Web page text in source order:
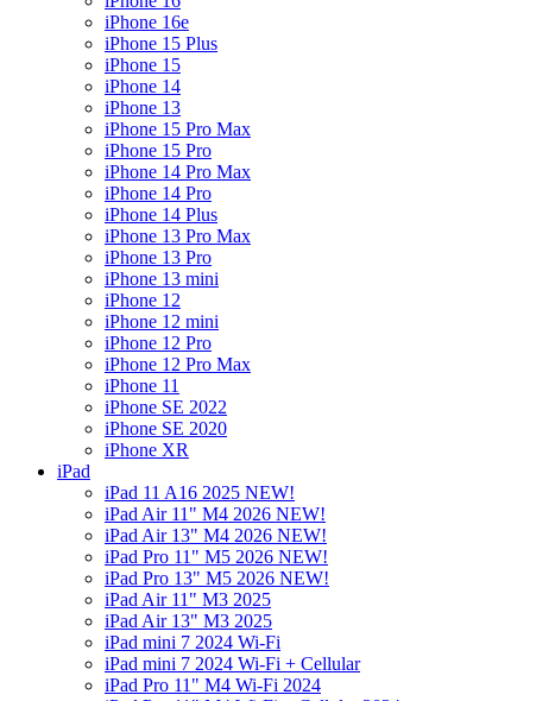
iPhone 16e
iPhone 15 Plus
iPhone 15
iPhone 14
iPhone 13
iPhone 15 Pro Max
iPhone 15 Pro
iPhone 14 Pro Max
iPhone 14 Pro
iPhone 14 Plus
iPhone 13 Pro Max
iPhone 13 Pro
iPhone 13 mini
iPhone 12
iPhone 12 mini
iPhone 12 Pro
iPhone 12 Pro Max
iPhone 11
iPhone SE 2022
iPhone SE 2020
iPhone XR
iPad
iPad 11 A16 2025 NEW!
iPad Air 11" M4 2026 NEW!
iPad Air 13" M4 2026 NEW!
iPad Pro 11" M5 2026 NEW!
iPad Pro 13" M5 2026 NEW!
iPad Air 11" M3 2025
iPad Air 13" M3 2025
iPad mini 7 2024 Wi-Fi
iPad mini 7 2024 Wi-Fi + Cellular
iPad Pro 11" M4 Wi-Fi 2024